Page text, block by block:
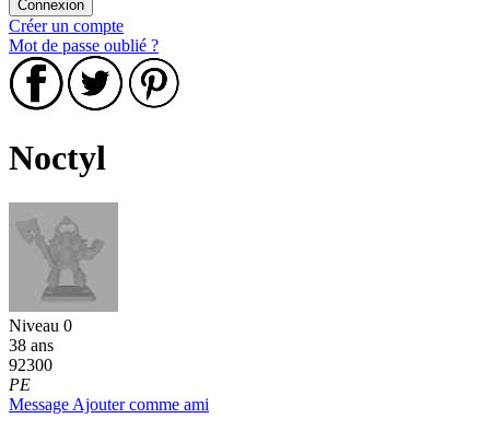
Créer un compte
Mot de passe oublié ?
Noctyl
Niveau 0
38 ans
92300
PE
Message Ajouter comme ami